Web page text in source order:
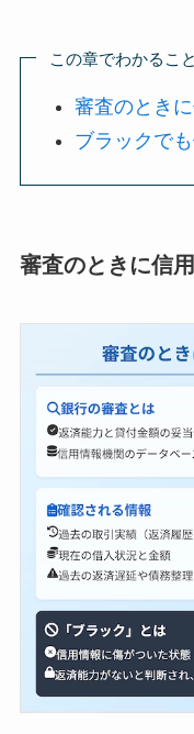
この章でわかること
審査のとき
ブラックで
審査のときに信